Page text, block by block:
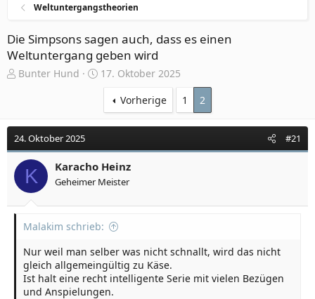
Weltuntergangstheorien
Die Simpsons sagen auch, dass es einen
Weltuntergang geben wird
E
e
l
l
e
Bunter Hund
E
r
e
l
t
a
17. Oktober 2025
Vorherige
1 2
24. Oktober 2025 #21
K Karacho Heinz
Geheimer Meister
Malakim schrieb:
Nur weil man selber was nicht schnallt, wird das nicht
gleich allgemeingültig zu Käse.
Ist halt eine recht intelligente Serie mit vielen Bezügen
und Anspielungen.